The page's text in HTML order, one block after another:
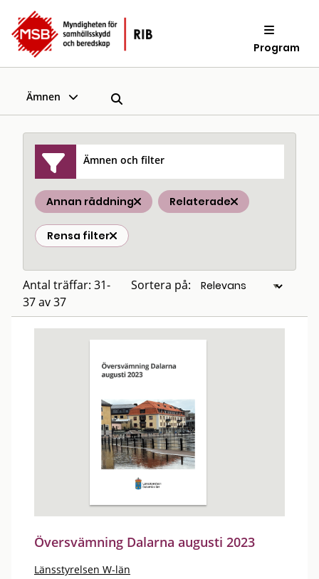
Program
Ämnen
Ämnen och filter
Annan räddning Relaterade
Rensa filter
Antal träffar: 31-
37 av 37
Sortera på:
Översvämning Dalarna augusti 2023
Länsstyrelsen W-län